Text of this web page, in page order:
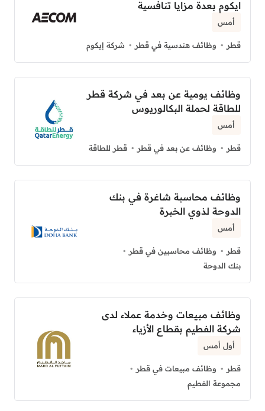
ايكوم بعدة مزايا تنافسية
أمس
قطر وظائف هندسية في قطر شركة إيكوم
وظائف يومية عن بعد في شركة قطر
للطاقة لحملة البكالوريوس
أمس
قطر وظائف عن بعد في قطر قطر للطاقة
وظائف محاسبة شاغرة في بنك
الدوحة لذوي الخبرة
أمس
قطر
وظائف محاسبين في قطر
بنك الدوحة
وظائف مبيعات وخدمة عملاء لدى
شركة الفطيم بقطاع الأزياء
أول أمس
قطر
وظائف مبيعات في قطر
مجموعة الفطيم